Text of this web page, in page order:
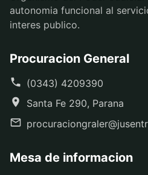
autonomia funcional al
interes publico.
Procuracion General
(0343) 4209390
Santa Fe 290, Parana
Mesa de informacion